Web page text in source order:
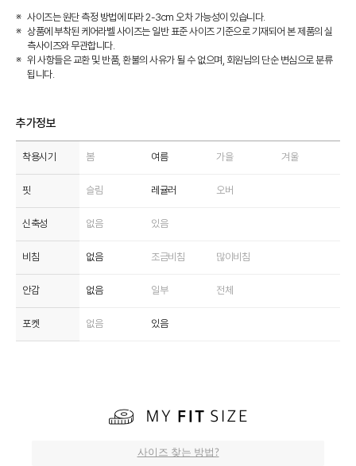
사이즈는 원단 측정 방법에 따라 2-3cm 오차 가능성이 있습니다.
상품에 부착된 케어라벨 사이즈는 일반 표준 사이즈 기준으로 기재되어 본 제품의 실
측사이즈와 무관합니다.
위 사항들은 교환 및 반품, 환불의 사유가 될 수 없으며, 회원님의 단순 변심으로 분류
됩니다.
추가정보
착용시기 봄 여름 가을 겨울
핏 슬림 레귤러 오버
신축성 없음 있음
비침 없음 조금비침 많이비침
안감 없음 일부 전체
포켓 없음 있음